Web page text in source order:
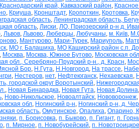
Краснодарский край, Кавказский район,
, Криуша, Кронштадт, Кропоткин, Кротовка,
область, Ленинградская область,
область, Лиски, ЛО, Приозерский р-н д.
, Львов, Львово, Люберцы, Любучаны, м. Київ,
, Мантурово, Мари-Турек, Мариуполь,
, МО г. Балашиха, МО Каширский район с.п.
, Москва, Москва, Южное Бутово, Московская
обл., Серебряно-Прудский р-н., д. Красн,
Бор, Н.Гута, Н.Новгород, На трассе,
, Нестеров, нет, Нефтеюганск, Нехаевская,
городской округ Воротынский,
, Новая Бинарадка, Новая Гута, Новая Долина
, Ново-Никольское, Новоалтайск, Нововоронеж,
обл, Ногинский р-н, Ногинский р-н, д.
область, Омутинское, Опалиха, Опарино,
, п. Борисовка, п. Быково, п. Гигант, п.
, п. Мирное, п. Новобурейский, п.